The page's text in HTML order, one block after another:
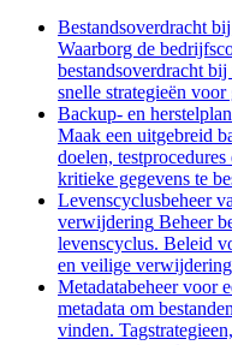
Bestandsoverdracht
Waarborg de
bestandsoverdracht
snelle strategieën voor
Backup- en
Maak een uitgebreid
doelen,
kritieke gegevens te
Levenscyclusbeheer
verwijdering Beheer
levenscyclus. Beleid
en veilige
Metadatabeheer voor
metadata om
vinden.